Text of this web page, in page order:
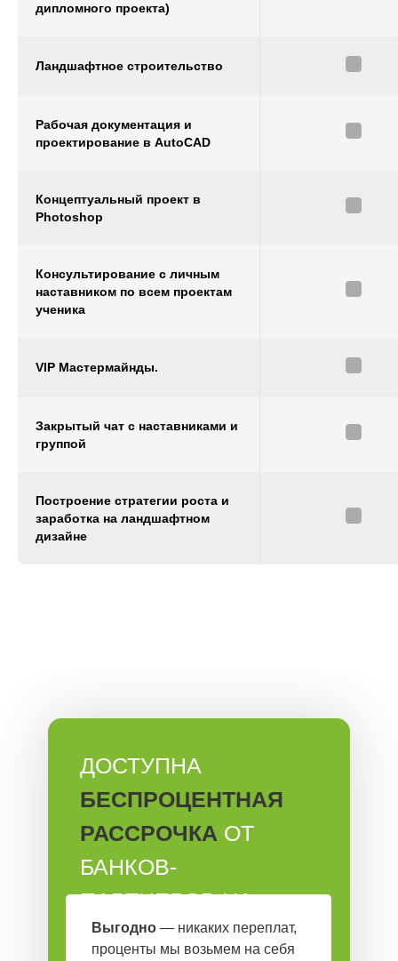
дипломного проекта)
Ландшафтное строительство
Рабочая документация и
проектирование в AutoCAD
Концептуальный проект в
Photoshop
Консультирование с личным
наставником по всем проектам
ученика
VIP Мастермайнды.
Закрытый чат с наставниками и
группой
Построение стратегии роста и
заработка на ландшафтном
дизайне
ДОСТУПНА
БЕСПРОЦЕНТНАЯ
РАССРОЧКА ОТ
БАНКОВ-
ПАРТНЕРОВ НА
6/12/24 МЕСЯЦА
Выгодно — никаких переплат,
проценты мы возьмем на себя